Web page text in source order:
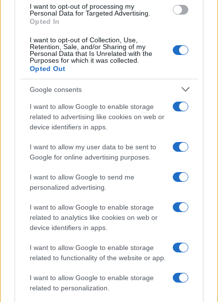
I want to opt-out of processing my
Personal Data for Targeted Advertising.
Opted In
I want to opt-out of Collection, Use,
Retention, Sale, and/or Sharing of my
Personal Data that Is Unrelated with the
Purposes for which it was collected.
Opted Out
Google consents
I want to allow Google to enable storage
related to advertising like cookies on web or
device identifiers in apps.
I want to allow my user data to be sent to
Google for online advertising purposes.
I want to allow Google to send me
personalized advertising.
I want to allow Google to enable storage
related to analytics like cookies on web or
device identifiers in apps.
I want to allow Google to enable storage
related to functionality of the website or app.
I want to allow Google to enable storage
related to personalization.
NECROLOGIE
Mario Malu
Paolo Pinna
Martina Agostina Diturco
I nostri cari
I nostri cari
I nostri cari
Giovannimaria Cabras